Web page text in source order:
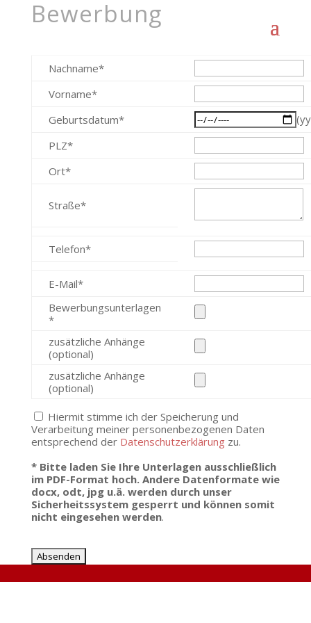
Bewerbung
Nachname*
Vorname*
Geburtsdatum*
PLZ*
Ort*
Straße*
Telefon*
E-Mail*
Bewerbungsunterlagen
*
zusätzliche Anhänge
(optional)
zusätzliche Anhänge
(optional)
Hiermit stimme ich der Speicherung und
Verarbeitung meiner personenbezogenen Daten
entsprechend der Datenschutzerklärung zu.
* Bitte laden Sie Ihre Unterlagen ausschließlich
im PDF-Format hoch. Andere Datenformate wie
docx, odt, jpg u.ä. werden durch unser
Sicherheitssystem gesperrt und können somit
nicht eingesehen werden.